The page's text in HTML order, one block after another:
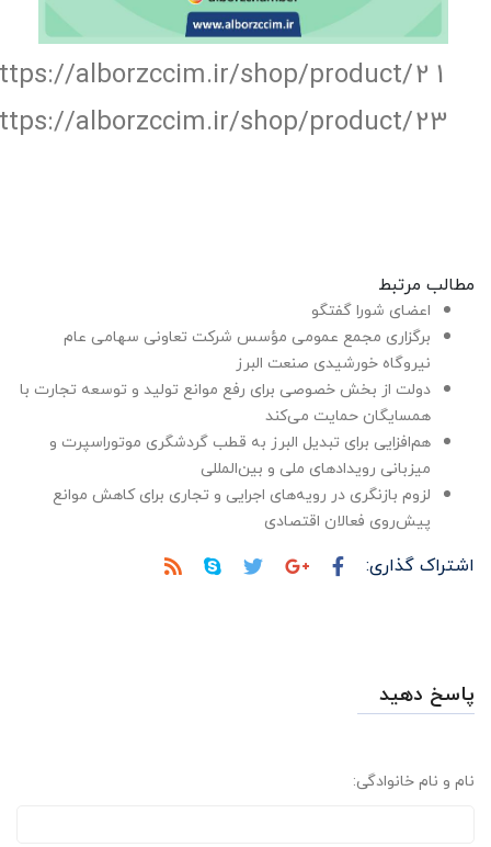
alborzccim.ir/shop/product/21
alborzccim.ir/shop/product/23
مطالب مرتبط
اعضای شورا گفتگو
برگزاری مجمع عمومی مؤسس شرکت تعاونی سهامی عام
نیروگاه خورشیدی صنعت البرز
دولت از بخش خصوصی برای رفع موانع تولید و توسعه تجارت با
همسایگان حمایت می‌کند
هم‌افزایی برای تبدیل البرز به قطب گردشگری موتوراسپرت و
میزبانی رویدادهای ملی و بین‌المللی
لزوم بازنگری در رویه‌های اجرایی و تجاری برای کاهش موانع
پیش‌روی فعالان اقتصادی
اشتراک گذاری:
پاسخ دهید
نام و نام خانوادگی: